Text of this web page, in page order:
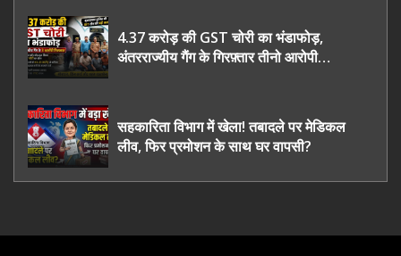
4.37 करोड़ की GST चोरी का भंडाफोड़,
अंतरराज्यीय गैंग के गिरफ़्तार तीनो आरोपी
सहकारिता विभाग में खेला! तबादले पर मेडिकल
लीव, फिर प्रमोशन के साथ घर वापसी?